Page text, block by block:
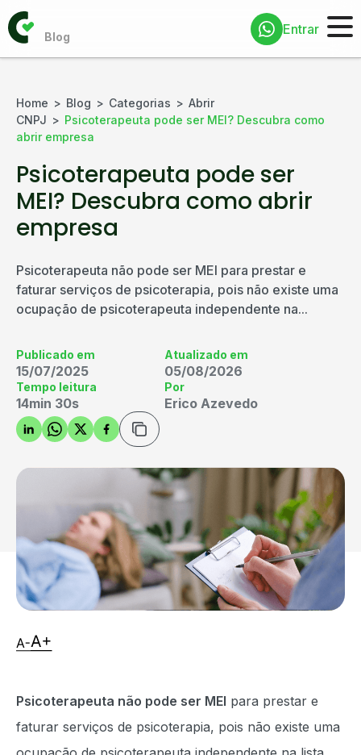
Entrar
Home Blog Categorias
Abrir
CNPJ
Psicoterapeuta pode ser MEI? Descubra como
abrir empresa
Psicoterapeuta pode ser
MEI? Descubra como abrir
empresa
Psicoterapeuta não pode ser MEI para prestar e
faturar serviços de psicoterapia, pois não existe uma
ocupação de psicoterapeuta independente na...
Publicado em
15/07/2025
Atualizado em
05/08/2026
Tempo leitura
14min 30s
Por
Erico Azevedo
Psicoterapeuta não pode ser MEI para prestar e
faturar serviços de psicoterapia, pois não existe uma